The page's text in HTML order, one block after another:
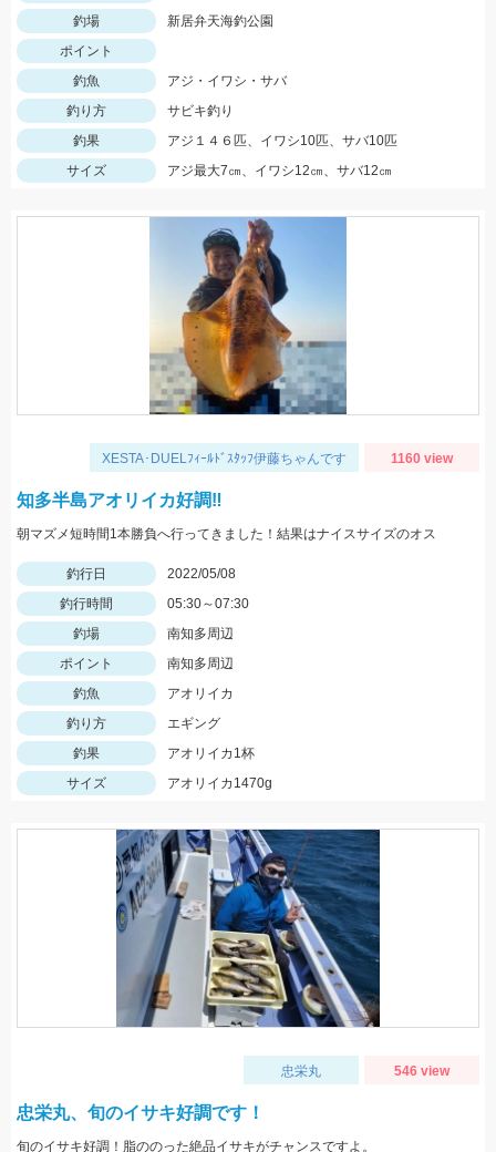
釣場
新居弁天海釣公園
ポイント
釣魚
アジ・イワシ・サバ
釣り方
サビキ釣り
釣果
アジ１４６匹、イワシ10匹、サバ10匹
サイズ
アジ最大7㎝、イワシ12㎝、サバ12㎝
XESTA･DUELﾌｨｰﾙﾄﾞｽﾀｯﾌ伊藤ちゃんです 1160 view
知多半島アオリイカ好調‼️
朝マズメ短時間1本勝負へ行ってきました！結果はナイスサイズのオス
釣行日
2022/05/08
釣行時間
05:30～07:30
釣場
南知多周辺
ポイント
南知多周辺
釣魚
アオリイカ
釣り方
エギング
釣果
アオリイカ1杯
サイズ
アオリイカ1470g
忠栄丸 546 view
忠栄丸、旬のイサキ好調です！
旬のイサキ好調！脂ののった絶品イサキがチャンスですよ。